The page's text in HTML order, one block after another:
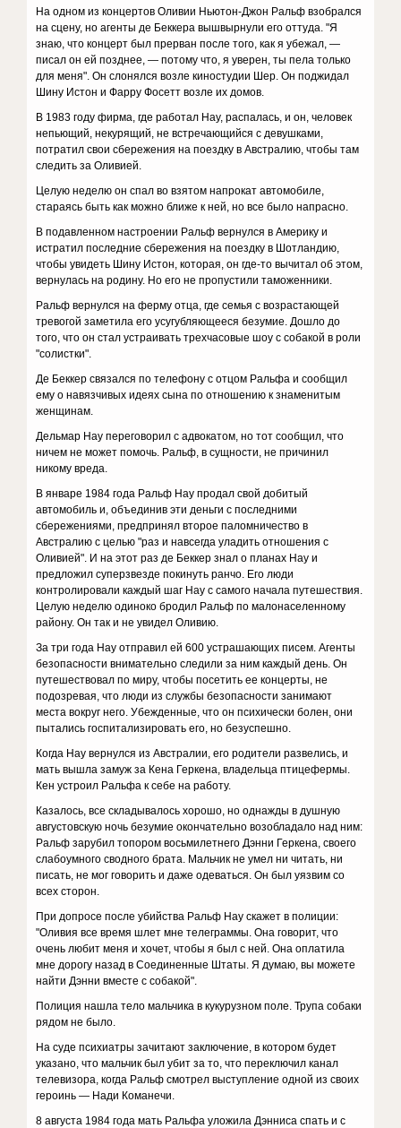
На одном из концертов Оливии Ньютон-Джон Ральф взобрался
на сцену, но агенты де Беккера вышвырнули его оттуда. "Я
знаю, что концерт был прерван после того, как я убежал, —
писал он ей позднее, — потому что, я уверен, ты пела только
для меня". Он слонялся возле киностудии Шер. Он поджидал
Шину Истон и Фарру Фосетт возле их домов.
В 1983 году фирма, где работал Нау, распалась, и он, человек
непьющий, некурящий, не встречающийся с девушками,
потратил свои сбережения на поездку в Австралию, чтобы там
следить за Оливией.
Целую неделю он спал во взятом напрокат автомобиле,
стараясь быть как можно ближе к ней, но все было напрасно.
В подавленном настроении Ральф вернулся в Америку и
истратил последние сбережения на поездку в Шотландию,
чтобы увидеть Шину Истон, которая, он где-то вычитал об этом,
вернулась на родину. Но его не пропустили таможенники.
Ральф вернулся на ферму отца, где семья с возрастающей
тревогой заметила его усугубляющееся безумие. Дошло до
того, что он стал устраивать трехчасовые шоу с собакой в роли
"солистки".
Де Беккер связался по телефону с отцом Ральфа и сообщил
ему о навязчивых идеях сына по отношению к знаменитым
женщинам.
Дельмар Нау переговорил с адвокатом, но тот сообщил, что
ничем не может помочь. Ральф, в сущности, не причинил
никому вреда.
В январе 1984 года Ральф Нау продал свой добитый
автомобиль и, объединив эти деньги с последними
сбережениями, предпринял второе паломничество в
Австралию с целью "раз и навсегда уладить отношения с
Оливией". И на этот раз де Беккер знал о планах Нау и
предложил суперзвезде покинуть ранчо. Его люди
контролировали каждый шаг Нау с самого начала путешествия.
Целую неделю одиноко бродил Ральф по малонаселенному
району. Он так и не увидел Оливию.
За три года Нау отправил ей 600 устрашающих писем. Агенты
безопасности внимательно следили за ним каждый день. Он
путешествовал по миру, чтобы посетить ее концерты, не
подозревая, что люди из службы безопасности занимают
места вокруг него. Убежденные, что он психически болен, они
пытались госпитализировать его, но безуспешно.
Когда Нау вернулся из Австралии, его родители развелись, и
мать вышла замуж за Кена Геркена, владельца птицефермы.
Кен устроил Ральфа к себе на работу.
Казалось, все складывалось хорошо, но однажды в душную
августовскую ночь безумие окончательно возобладало над ним:
Ральф зарубил топором восьмилетнего Дэнни Геркена, своего
слабоумного сводного брата. Мальчик не умел ни читать, ни
писать, не мог говорить и даже одеваться. Он был уязвим со
всех сторон.
При допросе после убийства Ральф Нау скажет в полиции:
"Оливия все время шлет мне телеграммы. Она говорит, что
очень любит меня и хочет, чтобы я был с ней. Она оплатила
мне дорогу назад в Соединенные Штаты. Я думаю, вы можете
найти Дэнни вместе с собакой".
Полиция нашла тело мальчика в кукурузном поле. Трупа собаки
рядом не было.
На суде психиатры зачитают заключение, в котором будет
указано, что мальчик был убит за то, что переключил канал
телевизора, когда Ральф смотрел выступление одной из своих
героинь — Нади Команечи.
8 августа 1984 года мать Ральфа уложила Дэнниса спать и с